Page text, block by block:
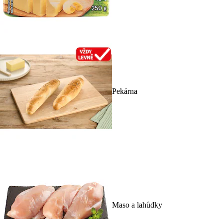
Pekárna
Maso a lahůdky